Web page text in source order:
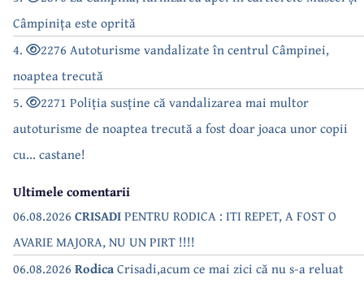
Câmpinița este oprită
4.
2276 Autoturisme vandalizate în centrul Câmpinei,
noaptea trecută
5.
2271 Poliția susține că vandalizarea mai multor
autoturisme de noaptea trecută a fost doar joaca unor copii
cu... castane!
Ultimele comentarii
06.08.2026 CRISADIPENTRU RODICA : ITI REPET, A FOST O
AVARIE MAJORA, NU UN PIRT !!!!
06.08.2026 RodicaCrisadi,acum ce mai zici că nu s-a reluat